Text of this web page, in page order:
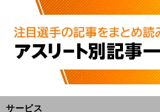
サービス